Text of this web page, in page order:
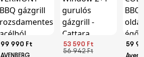
99 990 Ft
AVENBERG
53 590 Ft
56 942 Ft
59